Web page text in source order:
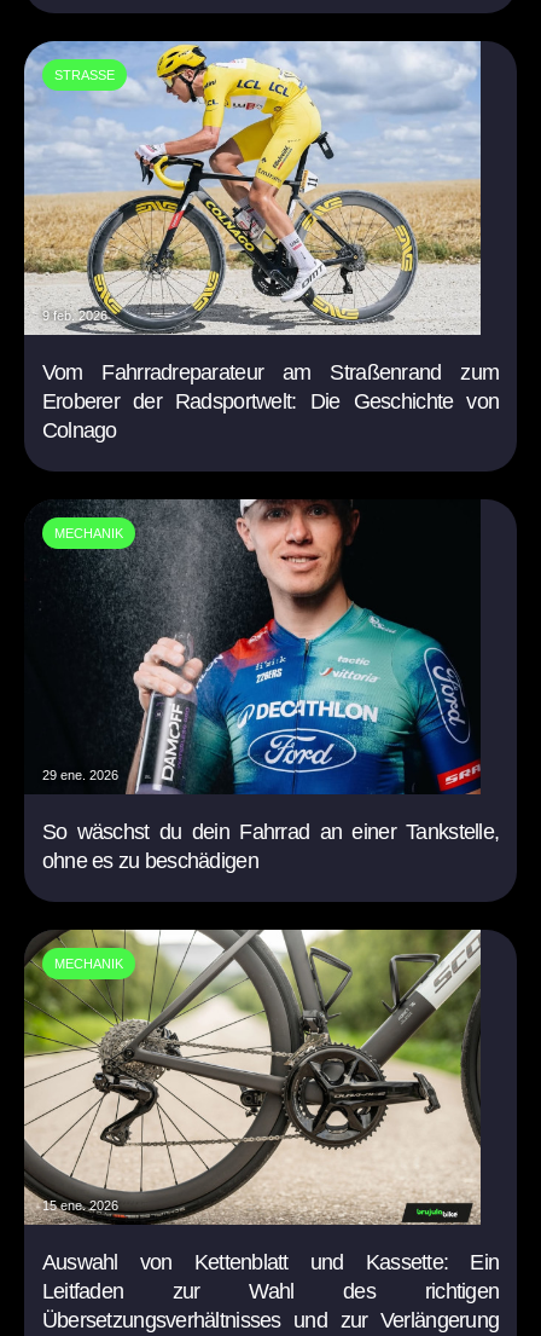
STRASSE
9 feb. 2026
Vom Fahrradreparateur am Straßenrand zum
Eroberer der Radsportwelt: Die Geschichte von
Colnago
MECHANIK
29 ene. 2026
So wäschst du dein Fahrrad an einer Tankstelle,
ohne es zu beschädigen
MECHANIK
15 ene. 2026
Auswahl von Kettenblatt und Kassette: Ein
Leitfaden zur Wahl des richtigen
Übersetzungsverhältnisses und zur Verlängerung